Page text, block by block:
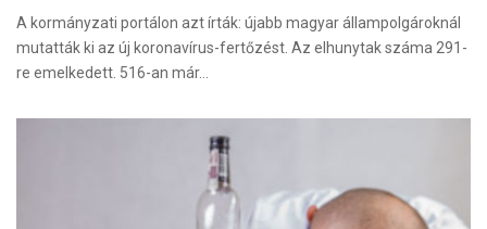
A kormányzati portálon azt írták: újabb magyar állampolgároknál
mutatták ki az új koronavírus-fertőzést. Az elhunytak száma 291-
re emelkedett. 516-an már…